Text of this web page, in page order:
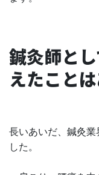
鍼灸師と
えたこと
長いあいだ、鍼灸
した。